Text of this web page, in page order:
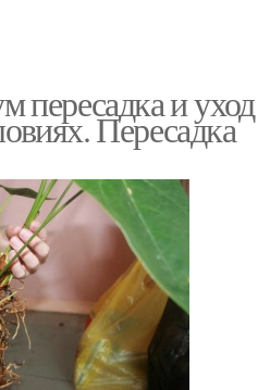
пересадка и уход
Пересадка